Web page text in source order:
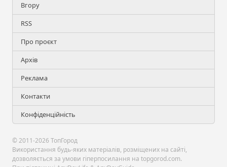
Вгору
RSS
Про проєкт
Архів
Реклама
Контакти
Конфіденційність
© 2011-2026 ТопГород
Використання будь-яких матеріалів, розміщених на сайті,
дозволяється за умови гіперпосилання на topgorod.com.